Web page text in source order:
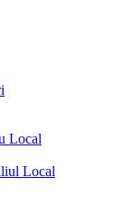
Local
Local